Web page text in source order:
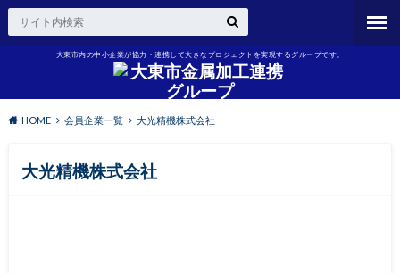
大東市内の中小企業が協力・連携して大きなプロジェクトを実現するグループです。
HOME 会員企業一覧 大光精機株式会社
大光精機株式会社